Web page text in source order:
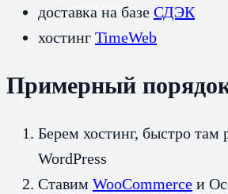
доставка на базе СДЭК
хостинг TimeWeb
Примерный
Берем хостинг, быстро там
WordPress
Ставим WooCommerce и